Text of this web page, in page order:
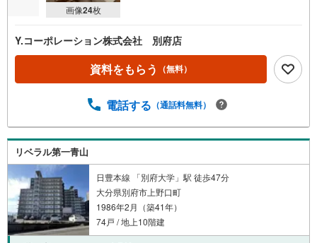
画像24枚
Y.コーポレーション株式会社 別府店
資料をもらう （無料）
電話する （通話料無料）
リベラル第一青山
日豊本線 「別府大学」駅 徒歩47分
大分県別府市上野口町
1986年2月（築41年）
74戸 / 地上10階建